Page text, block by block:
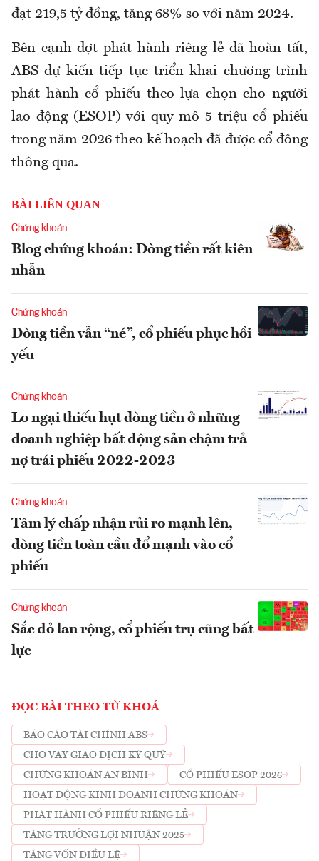
đạt 219,5 tỷ đồng, tăng 68% so với năm 2024.
Bên cạnh đợt phát hành riêng lẻ đã hoàn tất,
ABS dự kiến tiếp tục triển khai chương trình
phát hành cổ phiếu theo lựa chọn cho người
lao động (ESOP) với quy mô 5 triệu cổ phiếu
trong năm 2026 theo kế hoạch đã được cổ đông
thông qua.
BÀI LIÊN QUAN
Chứng khoán
Blog chứng khoán: Dòng tiền rất kiên
nhẫn
Chứng khoán
Dòng tiền vẫn “né”, cổ phiếu phục hồi
yếu
Chứng khoán
Lo ngại thiếu hụt dòng tiền ở những
doanh nghiệp bất động sản chậm trả
nợ trái phiếu 2022-2023
Chứng khoán
Tâm lý chấp nhận rủi ro mạnh lên,
dòng tiền toàn cầu đổ mạnh vào cổ
phiếu
Chứng khoán
Sắc đỏ lan rộng, cổ phiếu trụ cũng bất
lực
ĐỌC BÀI THEO TỪ KHOÁ
BÁO CÁO TÀI CHÍNH ABS
CHO VAY GIAO DỊCH KÝ QUỸ
CHỨNG KHOÁN AN BÌNH
CỔ PHIẾU ESOP 2026
HOẠT ĐỘNG KINH DOANH CHỨNG KHOÁN
PHÁT HÀNH CỔ PHIẾU RIÊNG LẺ
TĂNG TRƯỞNG LỢI NHUẬN 2025
TĂNG VỐN ĐIỀU LỆ